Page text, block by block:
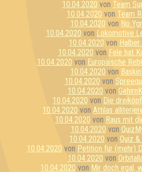
10.04.2020 von Team
10.04.2020 von Team
10.04.2020 von No
10.04.2020 von Lokomotive
10.04.2020 von Halber
10.04.2020 von Fele hat
10.04.2020 von Europäische
10.04.2020 von
10.04.2020 von
10.04.2020 von
10.04.2020 von Die
10.04.2020 von Attilas
10.04.2020 von Raus mit
10.04.2020 von
10.04.2020 von Quiz
10.04.2020 von Petition für (mehr)
10.04.2020 von
10.04.2020 von Mir doch egal,